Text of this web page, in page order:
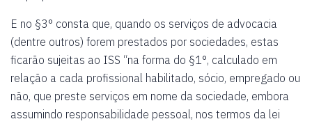
E no §3° consta que, quando os serviços de advocacia
(dentre outros) forem prestados por sociedades, estas
ficarão sujeitas ao ISS “na forma do §1°, calculado em
relação a cada profissional habilitado, sócio, empregado ou
não, que preste serviços em nome da sociedade, embora
assumindo responsabilidade pessoal, nos termos da lei